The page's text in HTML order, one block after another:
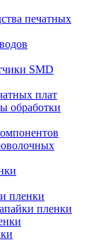
печатных
SMD
плат
обработки
пленки
пленки